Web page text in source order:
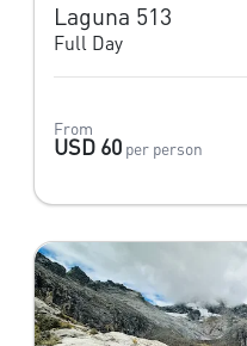
Laguna 513
Full Day
From
USD 60 per person